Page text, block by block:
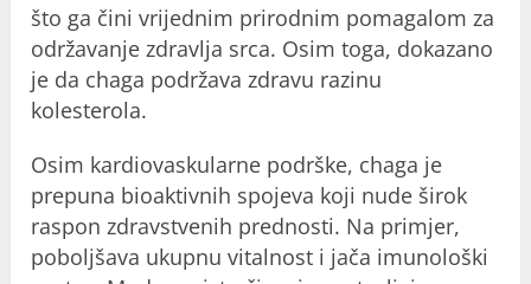
što ga čini vrijednim prirodnim pomagalom za
održavanje zdravlja srca. Osim toga, dokazano
je da chaga podržava zdravu razinu
kolesterola.
Osim kardiovaskularne podrške, chaga je
prepuna bioaktivnih spojeva koji nude širok
raspon zdravstvenih prednosti. Na primjer,
poboljšava ukupnu vitalnost i jača imunološki